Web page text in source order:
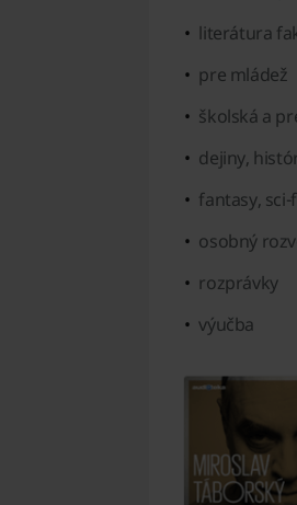
literátura
pre mládež
školská a
dejiny,
fantasy, sci-
osobný
rozprávky
výučba